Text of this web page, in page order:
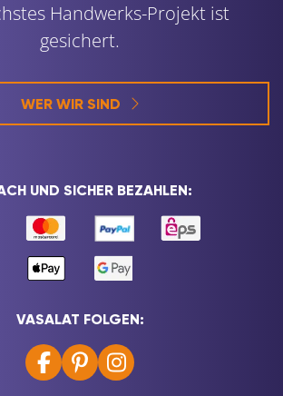
Handwerks-Projekt ist
gesichert.
WER WIR SIND
UND SICHER BEZAHLEN:
VASALAT FOLGEN: